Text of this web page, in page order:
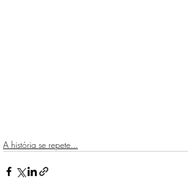
A história se repete...